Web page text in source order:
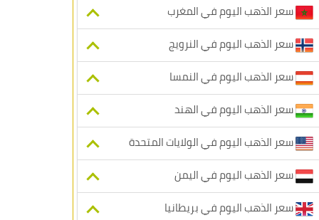
سعر الذهب اليوم في المغرب
سعر الذهب اليوم في النرويج
سعر الذهب اليوم في النمسا
سعر الذهب اليوم في الهند
سعر الذهب اليوم في الولايات المتحدة
سعر الذهب اليوم في اليمن
سعر الذهب اليوم في بريطانيا